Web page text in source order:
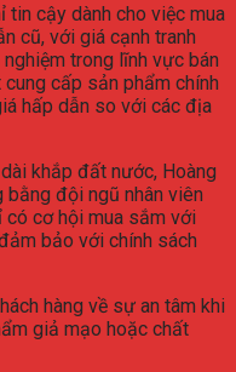
tin cậy dành cho việc mua
cũ, với giá cạnh tranh
trong lĩnh vực bán
cấp sản phẩm chính
hấp dẫn so với các địa
khắp đất nước, Hoàng
bằng đội ngũ nhân viên
có cơ hội mua sắm với
bảo với chính sách
hàng về sự an tâm khi
giả mạo hoặc chất